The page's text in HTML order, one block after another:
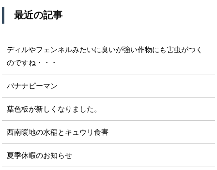
最近の記事
ディルやフェンネルみたいに臭いが強い作物にも害虫がつく
のですね・・・
バナナピーマン
葉色板が新しくなりました。
西南暖地の水稲とキュウリ食害
夏季休暇のお知らせ